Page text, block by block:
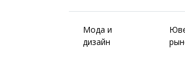
Мода и
дизайн